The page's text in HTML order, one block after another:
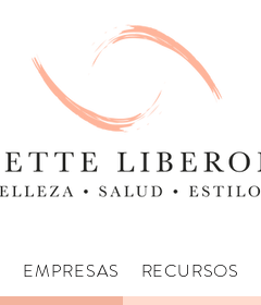
EMPRESAS RECURSOS